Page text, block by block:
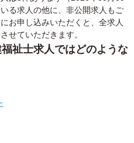
る求人の他に、非公開求人もご
にお申し込みいただくと、全求人
せていただきます。
祉士求人ではどのような